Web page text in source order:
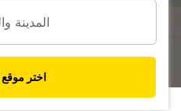
اختر موقع